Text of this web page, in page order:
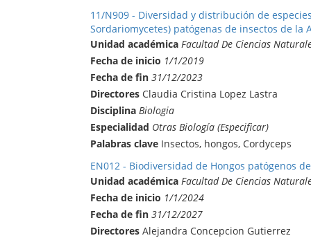
11/N909 - Diversidad y distribución de
Sordariomycetes) patógenas de insectos de la
Unidad académica Facultad De Ciencias
Fecha de inicio 1/1/2019
Fecha de fin 31/12/2023
Directores Claudia Cristina Lopez Lastra
Disciplina Biologia
Especialidad Otras Biología (Especificar)
Palabras clave Insectos, hongos, Cordyceps
EN012 - Biodiversidad de Hongos patógenos
Unidad académica Facultad De Ciencias
Fecha de inicio 1/1/2024
Fecha de fin 31/12/2027
Directores Alejandra Concepcion Gutierrez